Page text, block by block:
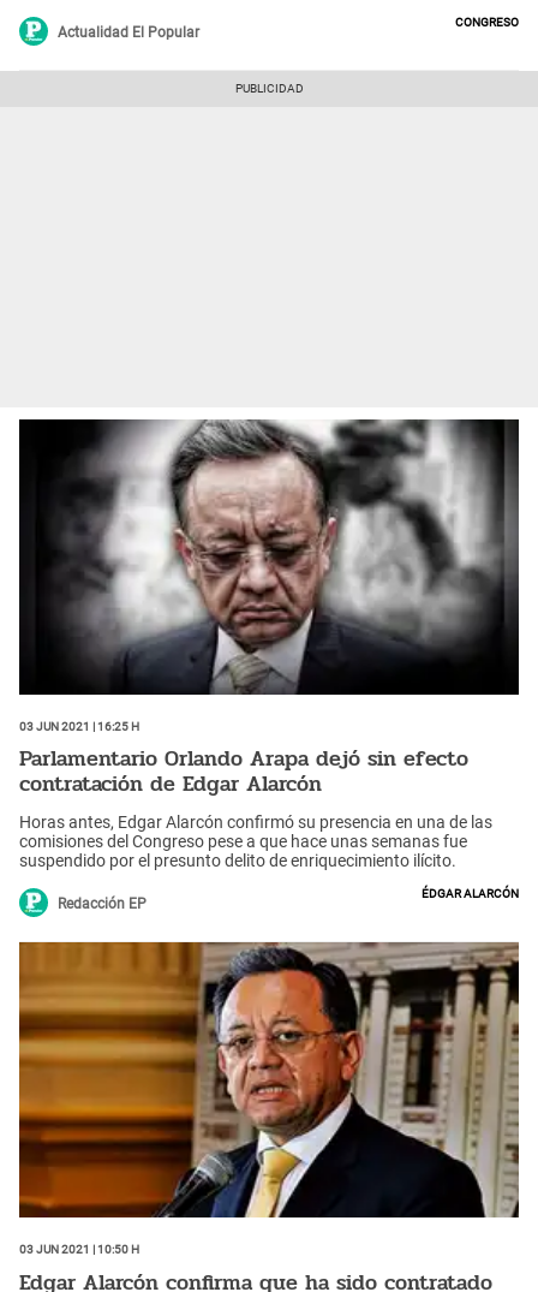
Actualidad El Popular
Congreso
03 Jun 2021 | 16:25 h
Parlamentario Orlando Arapa dejó sin efecto
contratación de Edgar Alarcón
Horas antes, Edgar Alarcón confirmó su presencia en una de las
comisiones del Congreso pese a que hace unas semanas fue
suspendido por el presunto delito de enriquecimiento ilícito.
Redacción EP
Édgar Alarcón
03 Jun 2021 | 10:50 h
Edgar Alarcón confirma que ha sido contratado